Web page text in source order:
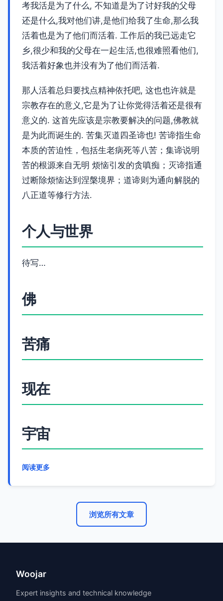
考我活是为了什么, 不知道是为了讨好我的父母
还是什么,我对他们讲,是他们给我了生命,那么我
活着也是为了他们而活着. 工作后的我已远走它
乡,很少和我的父母在一起生活,也很难照看他们,
我活着好象也并没有为了他们而活着.
那人活着总归要找点精神依托吧, 这也也许就是
宗教存在的意义,它是为了让你觉得活着还是很有
意义的. 这首先应该是宗教要解决的问题,佛教就
是为此而诞生的. 苦集灭道四圣谛也! 苦谛指生命
本质的苦迫性，包括生老病死等八苦；集谛说明
苦的根源来自无明 烦恼引发的贪嗔痴；灭谛指通
过断除烦恼达到涅槃境界；道谛则为通向解脱的
八正道等修行方法.
个人与世界
待写…
佛
苦痛
现在
宇宙
阅读更多
浏览所有文章
Woojar
Expert insights and technical knowledge